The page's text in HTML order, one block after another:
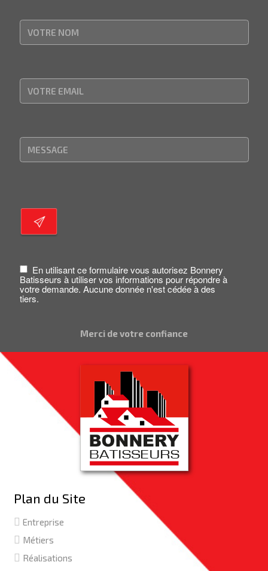
En utilisant ce formulaire vous autorisez Bonnery
Batisseurs à utiliser vos informations pour répondre à
votre demande. Aucune donnée n'est cédée à des
tiers.
Merci de votre confiance
Plan du Site
Entreprise
Métiers
Réalisations